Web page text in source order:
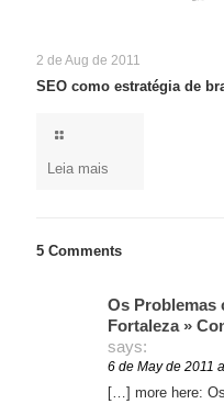
2 de Aug de 2011
SEO como estratégia de
Leia mais
5 Comments
Os Problemas
Fortaleza »
says:
6 de May de 2011
[…] more here: